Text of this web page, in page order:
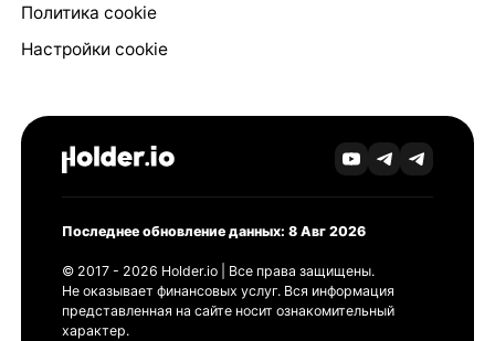
Политика cookie
Настройки cookie
Последнее обновление данных: 8 Авг 2026
© 2017 - 2026 Holder.io | Все права защищены.
Не оказывает финансовых услуг. Вся информация
представленная на сайте носит ознакомительный
характер.